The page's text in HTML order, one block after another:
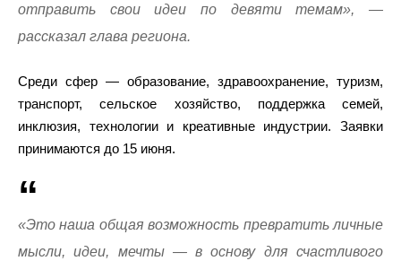
отправить свои идеи по девяти темам», —
рассказал глава региона.
Среди сфер — образование, здравоохранение, туризм,
транспорт, сельское хозяйство, поддержка семей,
инклюзия, технологии и креативные индустрии. Заявки
принимаются до 15 июня.
«Это наша общая возможность превратить личные
мысли, идеи, мечты — в основу для счастливого